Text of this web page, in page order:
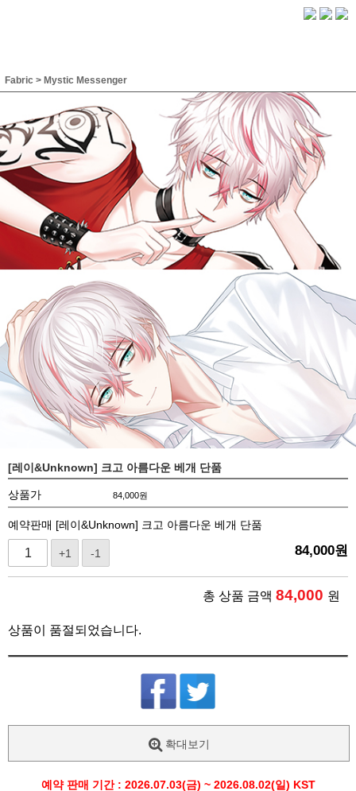
Fabric > Mystic Messenger
[레이&Unknown] 크고 아름다운 베개 단품
상품가 84,000원
예약판매 [레이&Unknown] 크고 아름다운 베개 단품
+1 -1 84,000원
총 상품 금액 84,000 원
상품이 품절되었습니다.
확대보기
예약 판매 기간 : 2026.07.03(금) ~ 2026.08.02(일) KST